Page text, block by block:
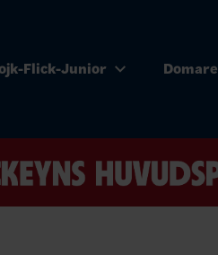
Flick-Junior Domare